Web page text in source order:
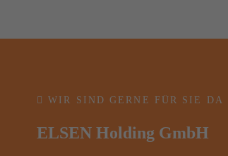
WIR SIND GERNE FÜR SIE DA
ELSEN Holding GmbH